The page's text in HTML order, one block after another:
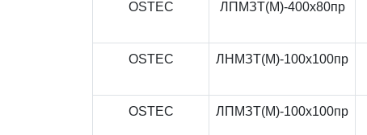
OSTEC ЛПМЗТ(М)-400x80пр
OSTEC ЛНМЗТ(М)-100x100пр
OSTEC ЛПМЗТ(М)-100x100пр